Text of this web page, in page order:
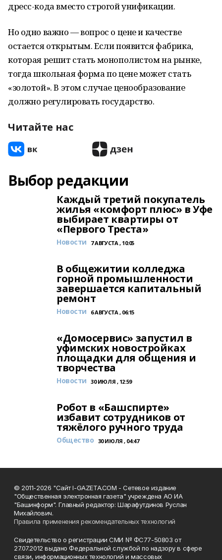
дресс-кода вместо строгой унификации.
Но одно важно — вопрос о цене и качестве
остается открытым. Если появится фабрика,
которая решит стать монополистом на рынке,
тогда школьная форма по цене может стать
«золотой». В этом случае ценообразование
должно регулировать государство.
Читайте нас
Выбор редакции
Каждый третий покупатель
жилья «комфорт плюс» в Уфе
выбирает квартиры от
«Первого Треста»
Новости 7 АВГУСТА , 10:05
В общежитии колледжа
горной промышленности
завершается капитальный
ремонт
Новости 6 АВГУСТА , 06:15
«Домосервис» запустил в
уфимских новостройках
площадки для общения и
творчества
Новости 30 ИЮЛЯ , 12:59
Робот в «Башспирте»
избавит сотрудников от
тяжёлого ручного труда
Общество 30 ИЮЛЯ , 04:47
© 2011-2026 "Сайт I-GAZETA.COM - Сетевое издание
"Общественная электронная газета" учреждена АО ИА
"Башинформ". Главный редактор: Шарафутдинов Руслан
Михайлович.
Правила применения рекомендательных технологий
Свидетельство о регистрации СМИ № ФС77-50803 от
27.07.2012 выдано Федеральной службой по надзору в сфере
связи, информационных технологий и массовых